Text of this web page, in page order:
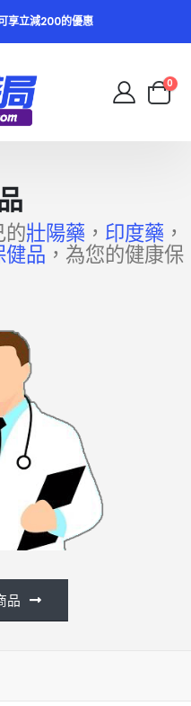
享立減200的優惠
0
的壯陽藥 ， 印度藥 ，
健品 ，為您的健康保
品